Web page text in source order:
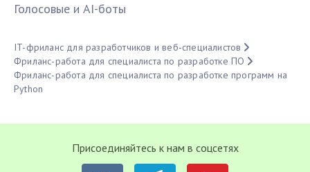
Голосовые и AI-боты
IT-фриланс для разработчиков и веб-специалистов
Фриланс-работа для специалиста по разработке ПО
Фриланс-работа для специалиста по разработке программ на
Python
Присоединяйтесь к нам в соцсетях